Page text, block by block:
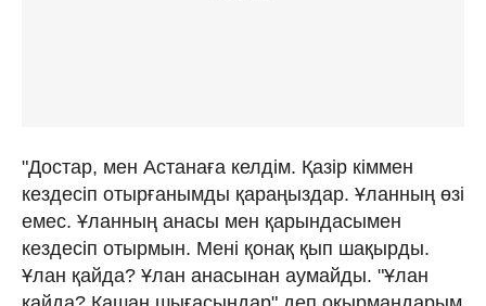
"Достар, мен Астанаға келдім. Қазір кіммен
кездесіп отырғанымды қараңыздар. Ұланның өзі
емес. Ұланның анасы мен қарындасымен
кездесіп отырмын. Мені қонақ қып шақырды.
Ұлан қайда? Ұлан анасынан аумайды. "Ұлан